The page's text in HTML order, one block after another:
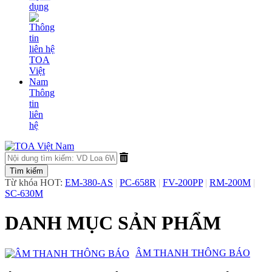
dụng
Thông
tin
liên
hệ
Từ khóa HOT: EM-380-AS | PC-658R | FV-200PP | RM-200M |
SC-630M
DANH MỤC SẢN PHẨM
​ÂM THANH THÔNG BÁO